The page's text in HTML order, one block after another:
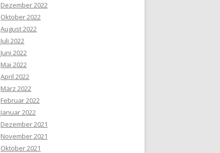
Dezember 2022
Oktober 2022
August 2022
Juli 2022
Juni 2022
Mai 2022
April 2022
März 2022
Februar 2022
Januar 2022
Dezember 2021
November 2021
Oktober 2021